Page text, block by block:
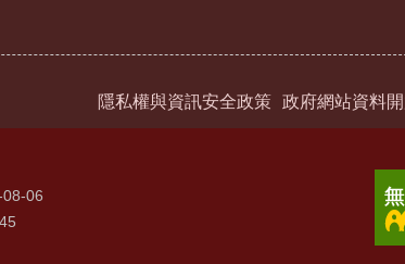
隱私權與資訊安全政策 政府網站資料
08-06